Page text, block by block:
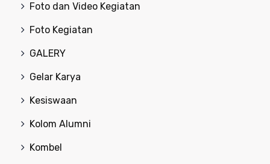
Foto dan Video Kegiatan
Foto Kegiatan
GALERY
Gelar Karya
Kesiswaan
Kolom Alumni
Kombel